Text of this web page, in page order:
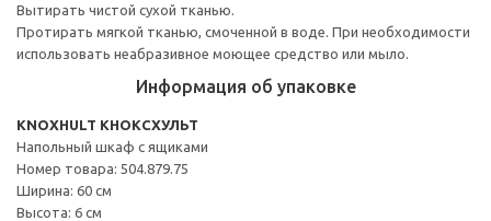
Вытирать чистой сухой тканью.
Протирать мягкой тканью, смоченной в воде. При необходимости
использовать неабразивное моющее средство или мыло.
Информация об упаковке
KNOXHULT КНОКСХУЛЬТ
Напольный шкаф с ящиками
Номер товара: 504.879.75
Ширина: 60 см
Высота: 6 см